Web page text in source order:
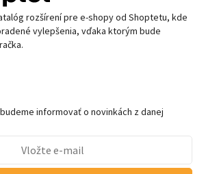
rozšírení pre e-shopyod Shoptetu, kde
vylepšenia, vďaka ktorým bude
informovať o novinkách z danej